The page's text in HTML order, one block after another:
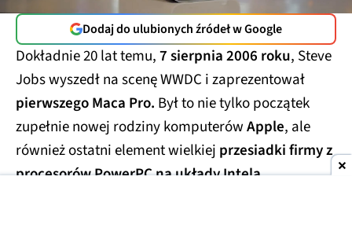
Dodaj do ulubionych źródeł w Google
Dokładnie 20 lat temu,7 sierpnia 2006 roku, Steve
Jobs wyszedł na scenę WWDC i zaprezentował
pierwszego Maca Pro. Był to nie tylko początek
zupełnie nowej rodziny komputerówApple, ale
również ostatni element wielkiej przesiadki firmy z
procesorów PowerPC na układy Intela.